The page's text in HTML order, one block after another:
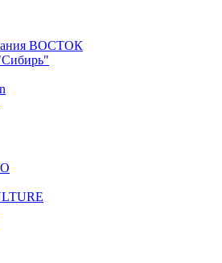
ВОСТОК